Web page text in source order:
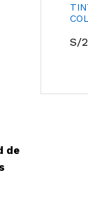
de
S/